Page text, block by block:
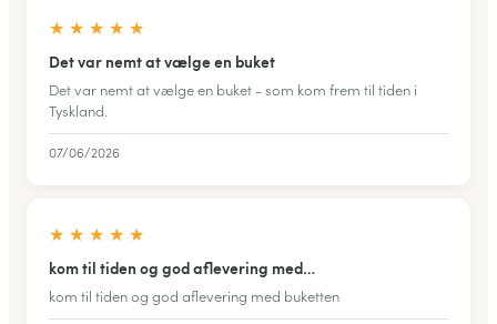
★ ★ ★ ★ ★
Det var nemt at vælge en buket
Det var nemt at vælge en buket - som kom frem til tiden i
Tyskland.
07/06/2026
★ ★ ★ ★ ★
kom til tiden og god aflevering med…
kom til tiden og god aflevering med buketten